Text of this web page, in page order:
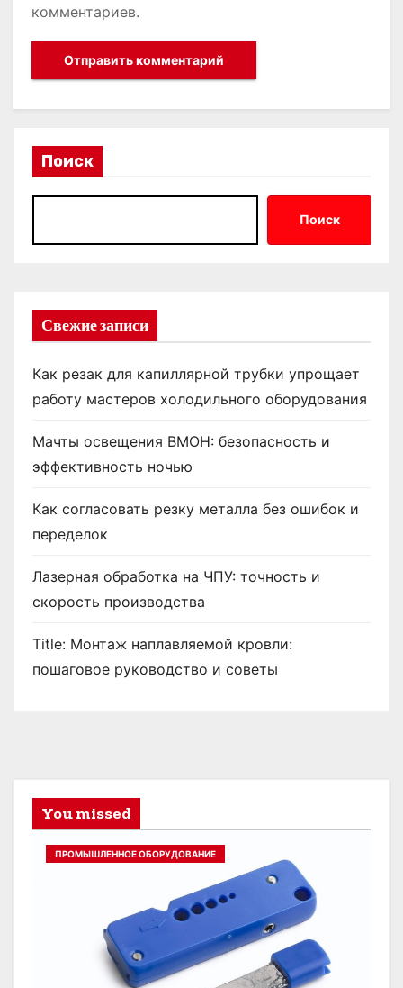
комментариев.
Поиск
Поиск
Свежие записи
Как резак для капиллярной трубки упрощает
работу мастеров холодильного оборудования
Мачты освещения ВМОН: безопасность и
эффективность ночью
Как согласовать резку металла без ошибок и
переделок
Лазерная обработка на ЧПУ: точность и
скорость производства
Title: Монтаж наплавляемой кровли:
пошаговое руководство и советы
You missed
ПРОМЫШЛЕННОЕ ОБОРУДОВАНИЕ